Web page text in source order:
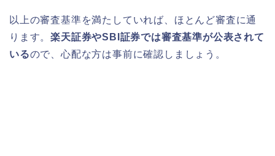
以上の審査基準を満たしていれば、ほとんど審査に通
ります。楽天証券やSBI証券では審査基準が公表されて
いるので、心配な方は事前に確認しましょう。